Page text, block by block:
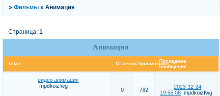
»Фильмы »Анимация
Анимация
Страница:1
Тема ОтветовПросмотровПоследнее
сообщение
видео анимация
mpdkoizfwg
0 762
2023-12-24
19:55:08 mpdkoizfwg